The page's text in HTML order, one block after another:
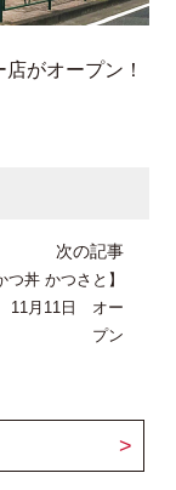
がオープン！
次の記事
つ丼 かつさと】
11月11日 オー
プン